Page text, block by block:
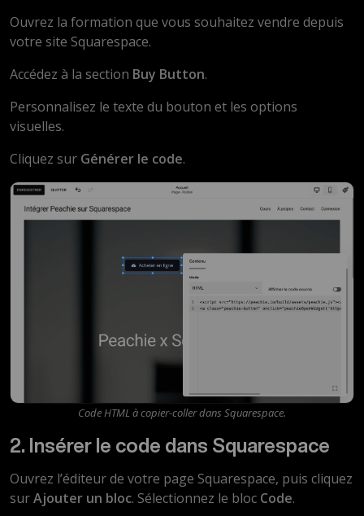
Ouvrez la formation que vous souhaitez vendre depuis
votre site Squarespace.
Accédez à la section Buy Button.
Personnalisez le texte du bouton et les options
visuelles.
Cliquez sur Générer le code.
Code HTML à copier-coller dans Squarespace.
2. Insérer le code dans Squarespace
Ouvrez l’éditeur de votre page Squarespace, puis cliquez
surAjouter un bloc. Sélectionnez le bloc Code.